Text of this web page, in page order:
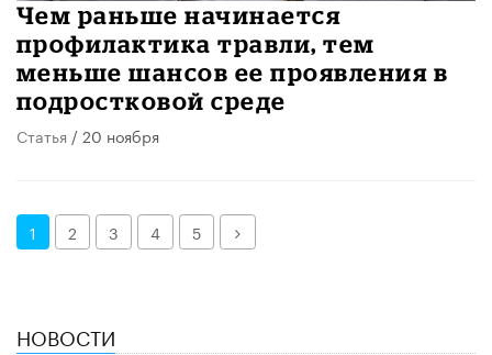
Чем раньше начинается
профилактика травли, тем
меньше шансов ее проявления в
подростковой среде
Статья / 20 ноября
1 2 3 4 5 Далее
НОВОСТИ